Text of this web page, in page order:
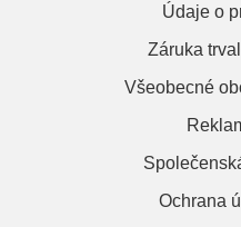
Údaje o
Záruka
Všeobecné
Ochrana